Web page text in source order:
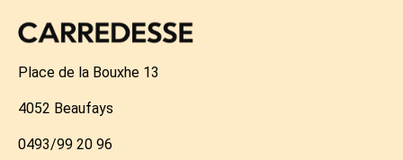
Place de la Bouxhe 13
4052 Beaufays
0493/99 20 96